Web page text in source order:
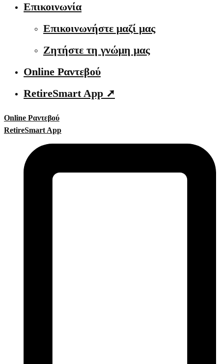
Επικοινωνία
Επικοινωνήστε μαζί μας
Ζητήστε τη γνώμη μας
Online Ραντεβού
RetireSmart App ➚
Online Ραντεβού
RetireSmart App